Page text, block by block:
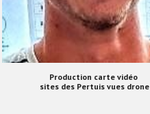
Production carte vidéo
sites des Pertuis vues drone